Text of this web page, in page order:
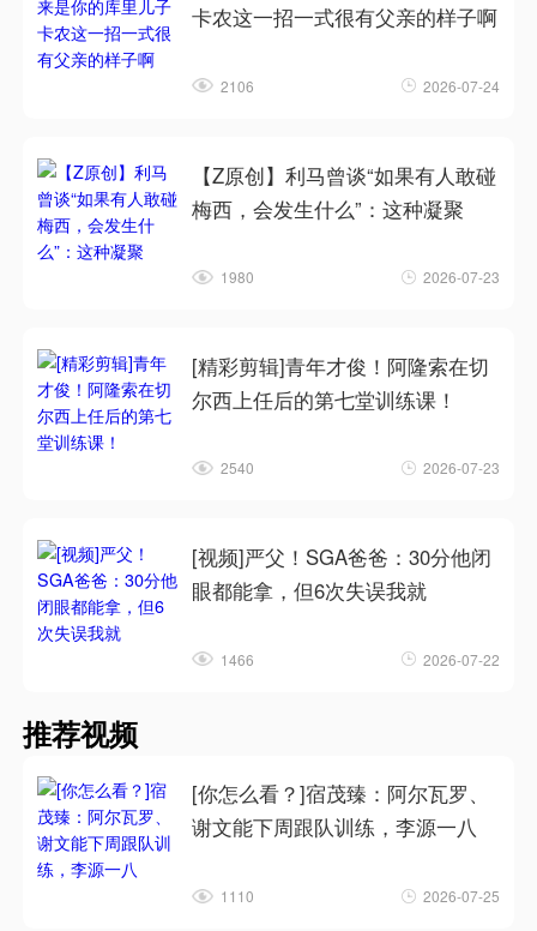
卡农这一招一式很有父亲的样子啊
2106 2026-07-24
【Z原创】利马曾谈“如果有人敢碰
梅西，会发生什么”：这种凝聚
1980 2026-07-23
[精彩剪辑]青年才俊！阿隆索在切
尔西上任后的第七堂训练课！
2540 2026-07-23
[视频]严父！SGA爸爸：30分他闭
眼都能拿，但6次失误我就
1466 2026-07-22
推荐视频
[你怎么看？]宿茂臻：阿尔瓦罗、
谢文能下周跟队训练，李源一八
1110 2026-07-25